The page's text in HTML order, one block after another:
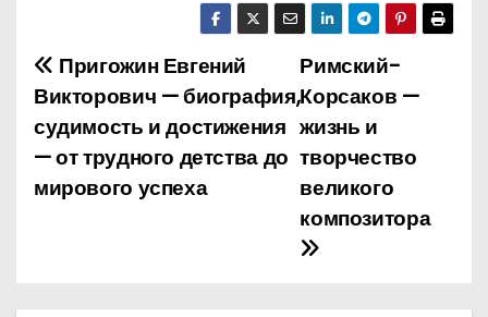
Н
а
в
а
Римский-
Корсаков —
жизнь и
творчество
великого
композитора
Пригожин Евгений
Викторович — биография,
судимость и достижения
— от трудного детства до
мирового успеха